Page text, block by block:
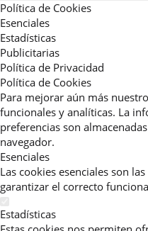
Política de Cookies
Esenciales
Estadísticas
Publicitarias
Política de Privacidad
Política de Cookies
Para mejorar aún más
funcionales y analíticas. La
preferencias son
navegador.
Esenciales
Las cookies esenciales son
garantizar el correcto
Estadísticas